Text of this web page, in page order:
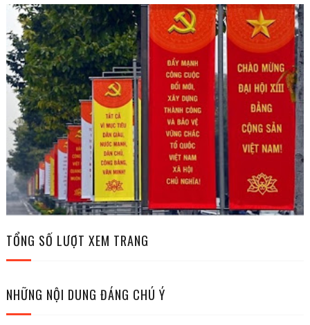
TỔNG SỐ LƯỢT XEM TRANG
NHỮNG NỘI DUNG ĐÁNG CHÚ Ý